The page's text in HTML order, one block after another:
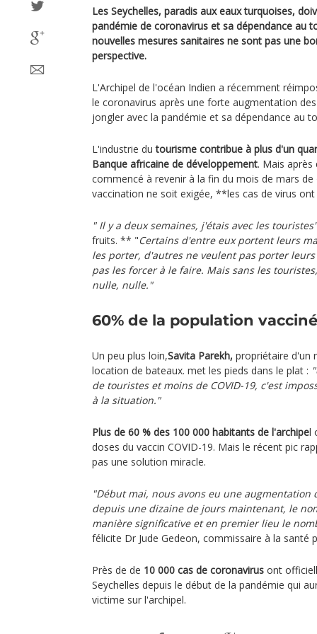
Les Seychelles, paradis aux eaux turquoises,
pandémie de coronavirus et sa dépendance au
nouvelles mesures sanitaires ne sont pas une
perspective.
L'Archipel de l'océan Indien a récemment
le coronavirus après une forte augmentation
jongler avec la pandémie et sa dépendance au
L'industrie dutourisme contribue à plus d'un
Banque africaine de développement. Mais
commencé à revenir à la fin du mois de mars
vaccination ne soit exigée, **les cas de virus
" Il y a deux semaines, j'étais avec les touristes"
fruits. ** "Certains d'entre eux portent leurs
les porter, d'autres ne veulent pas porter leurs
pas les forcer à le faire. Mais sans les
nulle, nulle."
60% de la population
Un peu plus loin,Savita Parekh, propriétaire d'un
location de bateaux. met les pieds dans le plat :
de touristes et moins de COVID-19, c'est
à la situation."
Plus de 60 % des 100 000 habitants de l'archipel
doses du vaccin COVID-19. Mais le récent pic
pas une solution miracle.
"Début mai, nous avons eu une augmentation
depuis une dizaine de jours maintenant, le
manière significative et en premier lieu le
félicite Dr Jude Gedeon, commissaire à la santé
Près de de 10 000 cas de coronavirus ont
Seychelles depuis le début de la pandémie qui
victime sur l'archipel.